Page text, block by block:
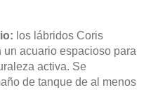
los lábridos Coris
acuario espacioso para
activa. Se
de tanque de al menos